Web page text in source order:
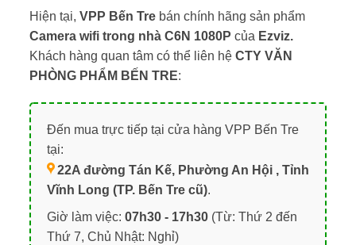
Hiện tại, VPP Bến Trebán chính hãng sản phẩm
Camera wifi trong nhà C6N 1080P của Ezviz.
Khách hàng quan tâm có thể liên hệ CTY VĂN
PHÒNG PHẨM BẾN TRE:
Đến mua trực tiếp tại cửa hàng VPP Bến Tre
tại:
22A đường Tán Kế, Phường An Hội , Tỉnh
Vĩnh Long (TP. Bến Tre cũ).
Giờ làm việc: 07h30 - 17h30(Từ: Thứ 2 đến
Thứ 7, Chủ Nhật: Nghỉ)